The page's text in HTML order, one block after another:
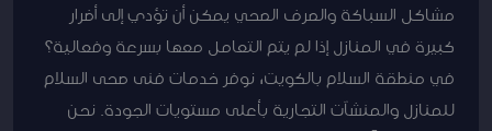
مشاكل السباكة والصرف الصحي يمكن أن تؤدي إلى أضرار
كبيرة في المنازل إذا لم يتم التعامل معها بسرعة وفعالية؟
في منطقة السلام بالكويت، نوفر خدمات فنى صحى السلام
للمنازل والمنشآت التجارية بأعلى مستويات الجودة. نحن